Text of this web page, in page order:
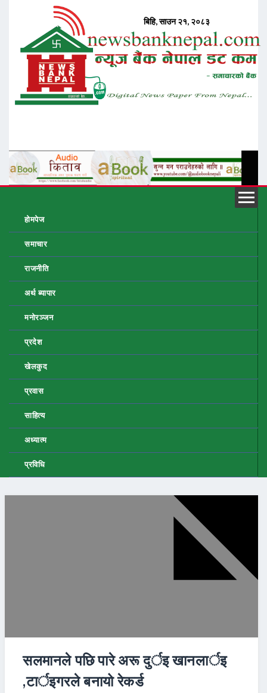
होमपेज
समाचार
राजनीति
अर्थ ब्यापार
मनोरञ्जन
प्रदेश
खेलकुद
प्रवास
साहित्य
अध्यात्म
प्रविधि
सलमानले पछि पारे अरू दुर्इ खानलार्इ
,टार्इगरले बनायो रेकर्ड